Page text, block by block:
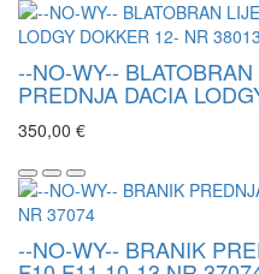
--NO-WY--
PREDNJA DACIA
350,00 €
--NO-WY-- BRANIK